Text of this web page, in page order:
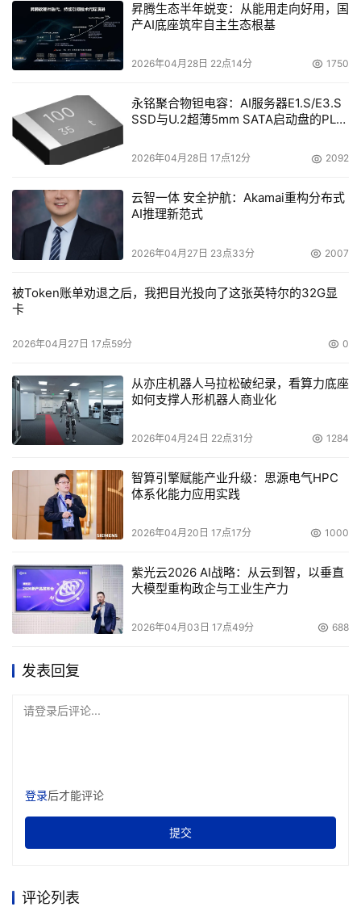
昇腾生态半年蜕变：从能用走向好用，国
产AI底座筑牢自主生态根基
2026年04月28日 22点14分 1750
永铭聚合物钽电容：AI服务器E1.S/E3.S
SSD与U.2超薄5mm SATA启动盘的PLP
2026年04月28日 17点12分 2092
云智一体 安全护航：Akamai重构分布式
AI推理新范式
2026年04月27日 23点33分 2007
被Token账单劝退之后，我把目光投向了这张英特尔的32G显
卡
2026年04月27日 17点59分 0
从亦庄机器人马拉松破纪录，看算力底座
如何支撑人形机器人商业化
2026年04月24日 22点31分 1284
智算引擎赋能产业升级：思源电气HPC
体系化能力应用实践
2026年04月20日 17点17分 1000
紫光云2026 AI战略：从云到智，以垂直
大模型重构政企与工业生产力
2026年04月03日 17点49分 688
发表回复
请登录后评论...
登录后才能评论
提交
评论列表